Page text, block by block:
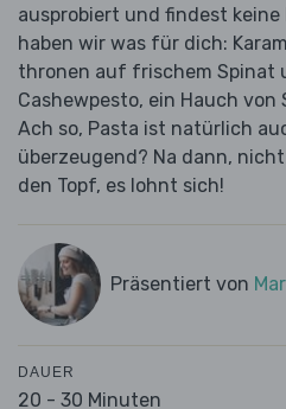
ausprobiert und findest
haben wir was für dich:
thronen auf frischem Spinat
Cashewpesto, ein Hauch
Ach so, Pasta ist natürlich
überzeugend? Na dann,
den Topf, es lohnt sich!
Präsentiert von
DAUER
20 - 30 Minuten